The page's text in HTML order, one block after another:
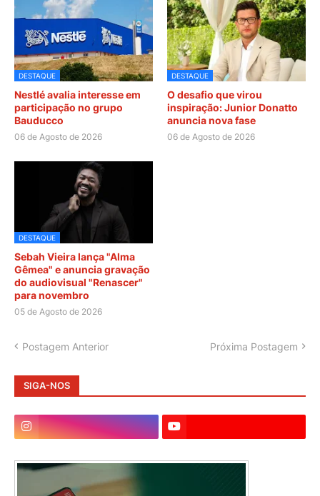
DESTAQUE
Nestlé avalia interesse em
participação no grupo
Bauducco
06 de Agosto de 2026
DESTAQUE
O desafio que virou
inspiração: Junior Donatto
anuncia nova fase
06 de Agosto de 2026
DESTAQUE
Sebah Vieira lança "Alma
Gêmea" e anuncia gravação
do audiovisual "Renascer"
para novembro
05 de Agosto de 2026
Postagem Anterior Próxima Postagem
SIGA-NOS